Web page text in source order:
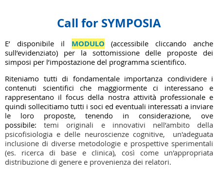
Call for SYMPOSIA
E’ disponibile il MODULO (accessibile cliccando anche
sull’evidenziato) per la sottomissione delle proposte
dei
simposi per l’impostazione del programma scientifico.
Riteniamo tutti di fondamentale importanza condividere i
contenuti scientifici che maggiormente ci interessano e
rappresentano il focus della nostra attività professionale e
quindi sollecitiamo tutti i soci ed eventuali interessati a inviare
le loro proposte, tenendo in considerazione, ove
possibile:temi originali e innovativi nell’ambito della
psicofisiologia e delle neuroscienze cognitive, un'adeguata
inclusione di diverse metodologie e prospettive sperimentali
(es. ricerca di base e clinica), così come un'appropriata
distribuzione di genere e provenienza dei relatori.